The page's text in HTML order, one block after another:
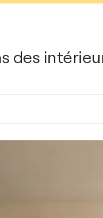
des